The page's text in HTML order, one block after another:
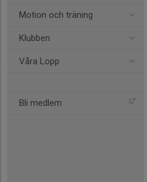
Motion och träning
Klubben
Våra Lopp
Bli medlem